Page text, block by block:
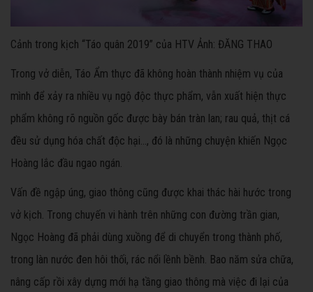
Cảnh trong kịch “Táo quân 2019” của HTV Ảnh: ĐĂNG THAO
Trong vở diễn, Táo Ẩm thực đã không hoàn thành nhiệm vụ của
mình để xảy ra nhiều vụ ngộ độc thực phẩm, vẫn xuất hiện thực
phẩm không rõ nguồn gốc được bày bán tràn lan; rau quả, thịt cá
đều sử dụng hóa chất độc hại..., đó là những chuyện khiến Ngọc
Hoàng lắc đầu ngao ngán.
Vấn đề ngập úng, giao thông cũng được khai thác hài hước trong
vở kịch. Trong chuyến vi hành trên những con đường trần gian,
Ngọc Hoàng đã phải dùng xuồng để di chuyển trong thành phố,
trong làn nước đen hôi thối, rác nổi lềnh bềnh. Bao năm sửa chữa,
nâng cấp rồi xây dựng mới hạ tầng giao thông mà việc đi lại của